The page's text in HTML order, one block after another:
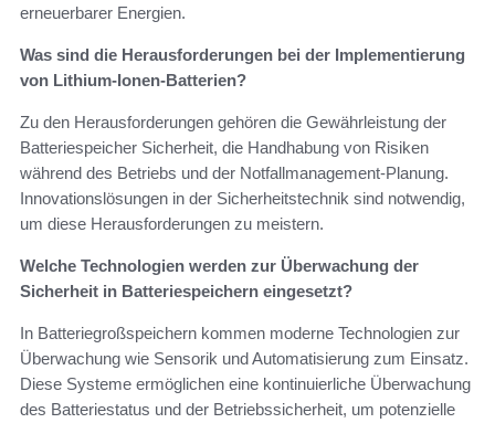
erneuerbarer Energien.
Was sind die Herausforderungen bei der Implementierung
von Lithium-Ionen-Batterien?
Zu den Herausforderungen gehören die Gewährleistung der
Batteriespeicher Sicherheit, die Handhabung von Risiken
während des Betriebs und der Notfallmanagement-Planung.
Innovationslösungen in der Sicherheitstechnik sind notwendig,
um diese Herausforderungen zu meistern.
Welche Technologien werden zur Überwachung der
Sicherheit in Batteriespeichern eingesetzt?
In Batteriegroßspeichern kommen moderne Technologien zur
Überwachung wie Sensorik und Automatisierung zum Einsatz.
Diese Systeme ermöglichen eine kontinuierliche Überwachung
des Batteriestatus und der Betriebssicherheit, um potenzielle